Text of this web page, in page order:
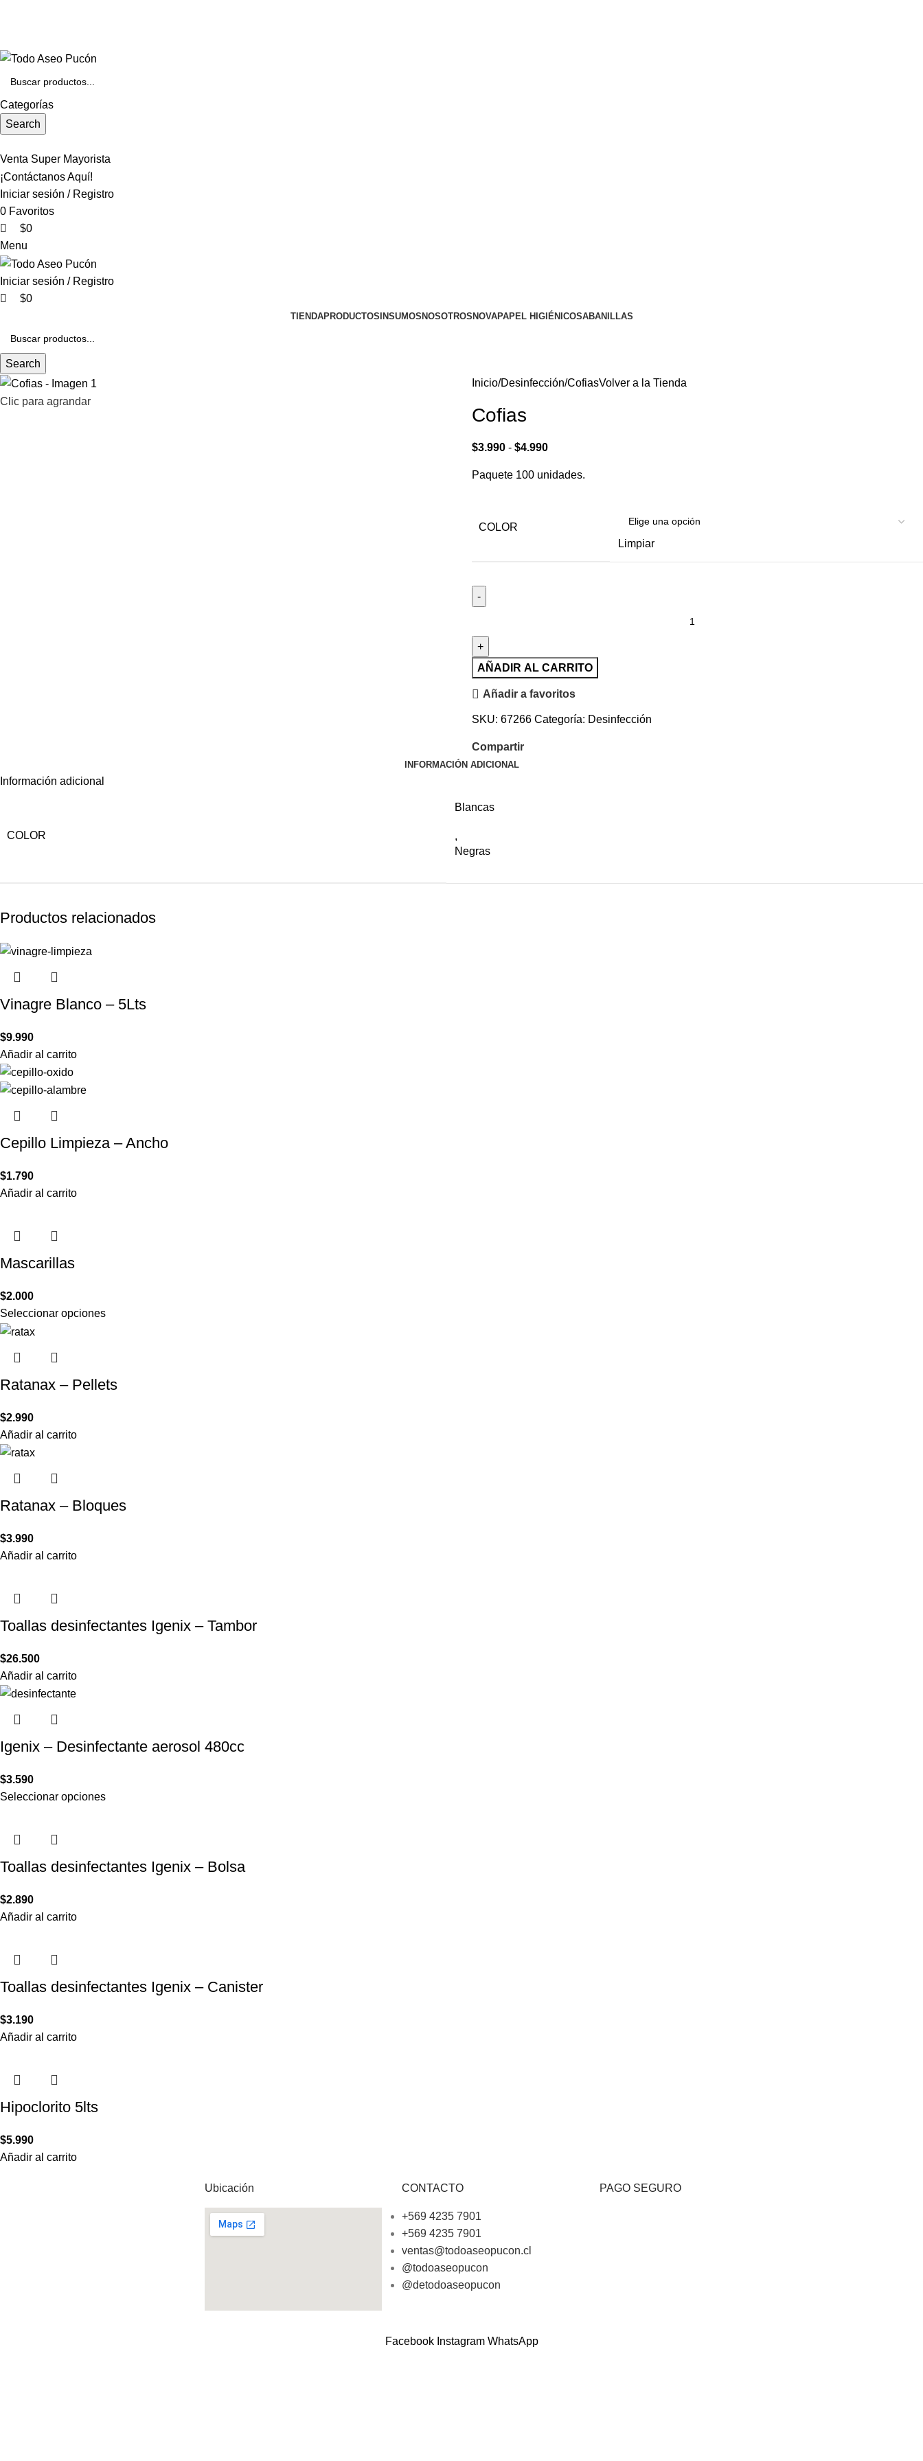
Categorías
Search
Venta Super Mayorista
¡Contáctanos Aquí!
Iniciar sesión / Registro
0 Favoritos
$0
Menu
Iniciar sesión / Registro
$0
TIENDAPRODUCTOSINSUMOSNOSOTROSNOVAPAPEL HIGIÉNICOSABANILLAS
Search
Clic para agrandar
Inicio Desinfección CofiasVolver a la Tienda
Cofias
$3.990 - $4.990
Paquete 100 unidades.
COLOR
Limpiar
AÑADIR AL CARRITO
Añadir a favoritos
SKU: 67266 Categoría: Desinfección
Compartir
INFORMACIÓN ADICIONAL
Información adicional
COLOR
Blancas
,
Negras
Productos relacionados
Vinagre Blanco – 5Lts
$9.990
Añadir al carrito
Cepillo Limpieza – Ancho
$1.790
Añadir al carrito
Mascarillas
$2.000
Seleccionar opciones
Ratanax – Pellets
$2.990
Añadir al carrito
Ratanax – Bloques
$3.990
Añadir al carrito
Toallas desinfectantes Igenix – Tambor
$26.500
Añadir al carrito
Igenix – Desinfectante aerosol 480cc
$3.590
Seleccionar opciones
Toallas desinfectantes Igenix – Bolsa
$2.890
Añadir al carrito
Toallas desinfectantes Igenix – Canister
$3.190
Añadir al carrito
Hipoclorito 5lts
$5.990
Añadir al carrito
Ubicación CONTACTO
+569 4235 7901
+569 4235 7901
ventas@todoaseopucon.cl
@todoaseopucon
@detodoaseopucon
PAGO SEGURO
Facebook Instagram WhatsApp